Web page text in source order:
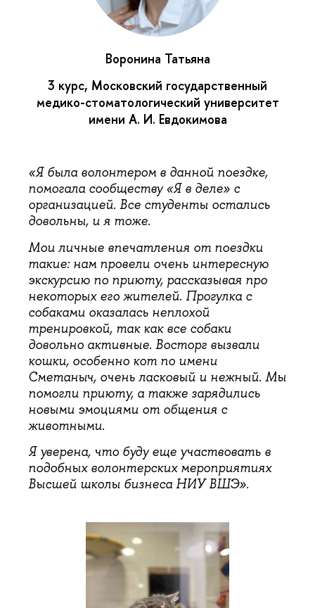
Воронина Татьяна
3 курс, Московский государственный
медико-стоматологический университет
имени А. И. Евдокимова
«Я была волонтером в данной поездке,
помогала сообществу «Я в деле» с
организацией. Все студенты остались
довольны, и я тоже.
Мои личные впечатления от поездки
такие: нам провели очень интересную
экскурсию по приюту, рассказывая про
некоторых его жителей. Прогулка с
собаками оказалась неплохой
тренировкой, так как все собаки
довольно активные. Восторг вызвали
кошки, особенно кот по имени
Сметаныч, очень ласковый и нежный. Мы
помогли приюту, а также зарядились
новыми эмоциями от общения с
животными.
Я уверена, что буду еще участвовать в
подобных волонтерских мероприятиях
Высшей школы бизнеса НИУ ВШЭ».